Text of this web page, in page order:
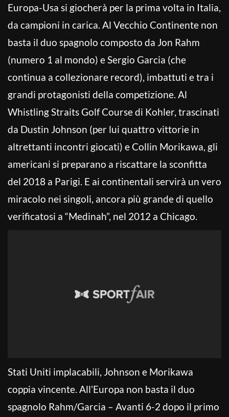
Europa-Usa si giocherà per la prima volta in Italia,
da campioni in carica. Al Vecchio Continente non
basta il duo spagnolo composto da Jon Rahm
(numero 1 al mondo) e Sergio Garcia (che
continua a collezionare record), imbattuti e tra i
grandi protagonisti della competizione. Al
Whistling Straits Golf Course di Kohler, trascinati
da Dustin Johnson (per lui quattro vittorie in
altrettanti incontri giocati) e Collin Morikawa, gli
americani si preparano a riscattare la sconfitta
del 2018 a Parigi. E ai continentali servirà un vero
miracolo nei singoli, ancora più grande di quello
verificatosi a “Medinah”, nel 2012 a Chicago.
Stati Uniti implacabili, Johnson e Morikawa
coppia vincente. All’Europa non basta il duo
spagnolo Rahm/Garcia – Avanti 6-2 dopo il primo